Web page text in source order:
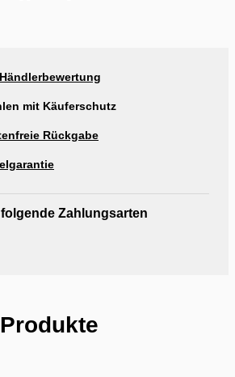
Balingen
Rogg Reutlingen
mit Käuferschutz
Rückgabe
Zahlungsarten